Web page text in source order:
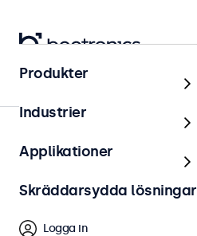
Produkter
Industrier
Applikationer
Skräddarsydda lösningar
Logga in